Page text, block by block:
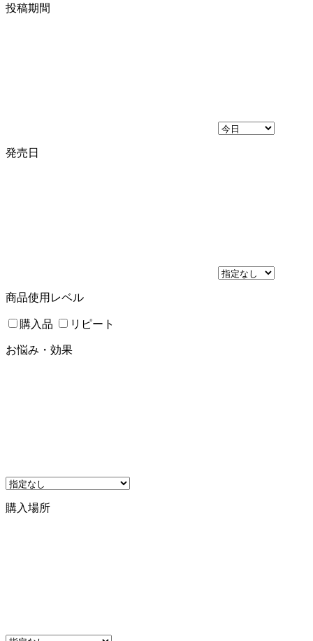
投稿期間
発売日
商品使用レベル
購入品 リピート
お悩み・効果
購入場所